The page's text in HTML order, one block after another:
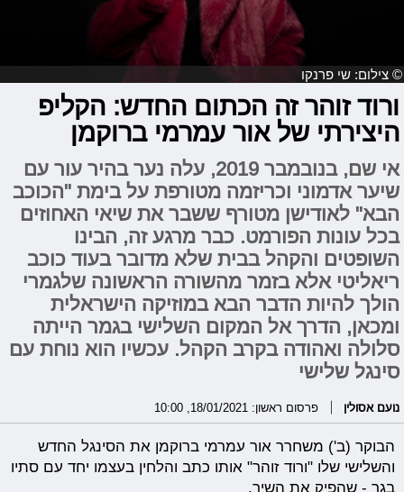
© צילום: שי פרנקו
ורוד זוהר זה הכתום החדש: הקליפ
היצירתי של אור עמרמי ברוקמן
אי שם, בנובמבר 2019, עלה נער בהיר עור עם
שיער אדמוני וכריזמה מטורפת על בימת "הכוכב
הבא" לאודישן מטורף ששבר את שיאי האחוזים
בכל עונות הפורמט. כבר מרגע זה, הבינו
השופטים והקהל בבית שלא מדובר בעוד כוכב
ריאליטי אלא בזמר מהשורה הראשונה שלגמרי
הולך להיות הדבר הבא במוזיקה הישראלית
ומכאן, הדרך אל המקום השלישי בגמר הייתה
סלולה ואהודה בקרב הקהל. עכשיו הוא נוחת עם
סינגל שלישי
נועם אסולין פרסום ראשון: 18/01/2021, 10:00
הבוקר (ב') משחרר אור עמרמי ברוקמן את הסינגל החדש
והשלישי שלו "ורוד זוהר" אותו כתב והלחין בעצמו יחד עם סתיו
בגר - שהפיק את השיר.